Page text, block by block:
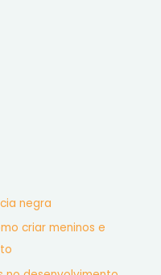
negra
criar meninos e